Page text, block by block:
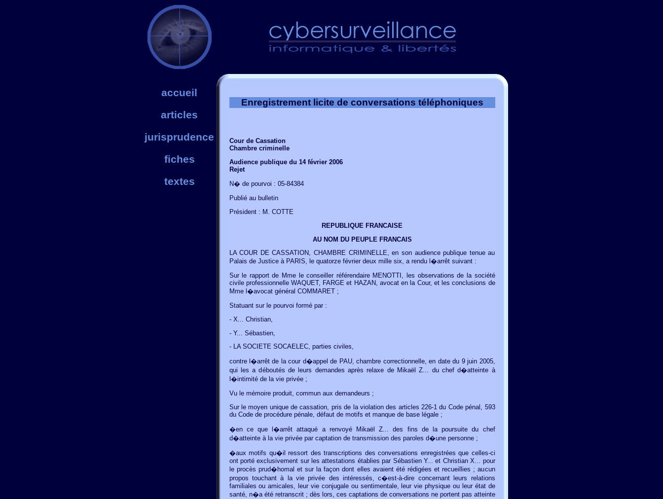
accueil
articles
jurisprudence
fiches
textes
Enregistrement licite de conversations téléphoniques
Cour de Cassation
Chambre criminelle
Audience publique du 14 février 2006
Rejet
N� de pourvoi : 05-84384
Publié au bulletin
Président : M. COTTE
REPUBLIQUE FRANCAISE
AU NOM DU PEUPLE FRANCAIS
LA COUR DE CASSATION, CHAMBRE CRIMINELLE, en son audience publique tenue au
Palais de Justice à PARIS, le quatorze février deux mille six, a rendu l�arrêt suivant :
Sur le rapport de Mme le conseiller référendaire MENOTTI, les observations de la société
civile professionnelle WAQUET, FARGE et HAZAN, avocat en la Cour, et les conclusions de
Mme l�avocat général COMMARET ;
Statuant sur le pourvoi formé par :
- X... Christian,
- Y... Sébastien,
- LA SOCIETE SOCAELEC, parties civiles,
contre l�arrêt de la cour d�appel de PAU, chambre correctionnelle, en date du 9 juin 2005,
qui les a déboutés de leurs demandes après relaxe de Mikaël Z... du chef d�atteinte à
l�intimité de la vie privée ;
Vu le mémoire produit, commun aux demandeurs ;
Sur le moyen unique de cassation, pris de la violation des articles 226-1 du Code pénal, 593
du Code de procédure pénale, défaut de motifs et manque de base légale ;
�en ce que l�arrêt attaqué a renvoyé Mikaël Z... des fins de la poursuite du chef
d�atteinte à la vie privée par captation de transmission des paroles d�une personne ;
�aux motifs qu�il ressort des transcriptions des conversations enregistrées que celles-ci
ont porté exclusivement sur les attestations établies par Sébastien Y... et Christian X... pour
le procès prud�homal et sur la façon dont elles avaient été rédigées et recueillies ; aucun
propos touchant à la vie privée des intéressés, c�est-à-dire concernant leurs relations
familiales ou amicales, leur vie conjugale ou sentimentale, leur vie physique ou leur état de
santé, n�a été retranscrit ; dès lors, ces captations de conversations ne portent pas atteinte